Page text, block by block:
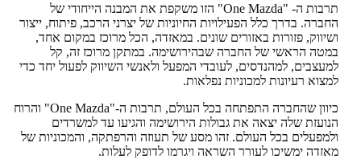
תרבות ה- "One Mazda" הזו משקפת את המבנה הייחודי של
החברה. בדרך כלל הפעילויות החיוניות של יצרני הרכב, פיתוח, ייצור
ושיווק, פזורות באזורים שונים. במאזדה, הכל מרוכז במקום אחד,
במטה הראשי של החברה שבהירושימה. במתקן מרוכז זה, קל
למעצבים, למהנדסים, לעובדי המפעל ולאנשי השיווק לפעול יחד כדי
למצוא רעיונות למכוניות נפלאות.
כיוון שהחברה התפתחה בכל העולם, תרבות ה-"One Mazda" והרוח
הנועזת שלה יצאה את גבולות הירושימה והגיעו עד למשרדים
ולמפעלים בכל העולם. זהו מסע של תעוזה והרפתקה, והמכוניות של
מאזדה ימשיכו לעורר השראה ויגרמו לדופק לעלות.